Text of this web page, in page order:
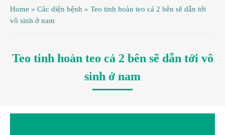
Home » Các diện bệnh » Teo tinh hoàn teo cả 2 bên sẽ dẫn tới
vô sinh ở nam
Teo tinh hoàn teo cả 2 bên sẽ dẫn tới vô
sinh ở nam